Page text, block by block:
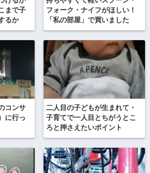
まで子
るか
フォーク・ナイフがほしい！
「私の部屋」で買いました
コンサ
に行っ
二人目の子どもが生まれて・
子育てで一人目とちがうとこ
ろと押さえたいポイント